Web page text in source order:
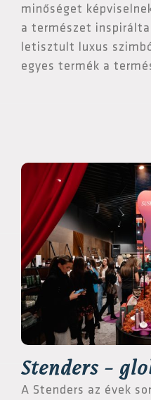
minőséget
a természet
letisztult luxus
egyes termék a
Stenders -
A Stenders az évek